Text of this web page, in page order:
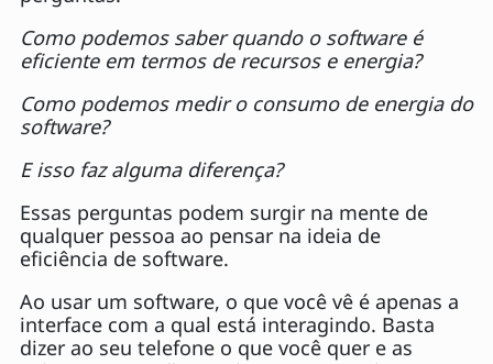
Como podemos saber quando o software é
eficiente em termos de recursos e energia?
Como podemos medir o consumo de energia do
software?
E isso faz alguma diferença?
Essas perguntas podem surgir na mente de
qualquer pessoa ao pensar na ideia de
eficiência de software.
Ao usar um software, o que você vê é apenas a
interface com a qual está interagindo. Basta
dizer ao seu telefone o que você quer e as